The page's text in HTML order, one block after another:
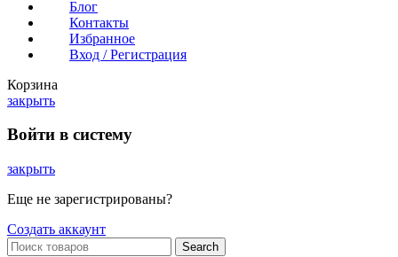
Блог
Контакты
Избранное
Вход / Регистрация
Корзина
закрыть
Войти в систему
закрыть
Еще не зарегистрированы?
Создать аккаунт
Search